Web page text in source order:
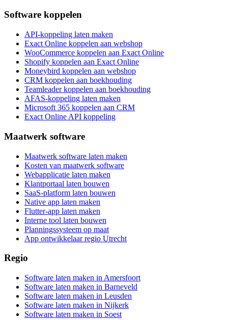
Software koppelen
API-koppeling laten maken
Exact Online koppelen aan webshop
WooCommerce koppelen aan Exact Online
Shopify koppelen aan Exact Online
Moneybird koppelen aan webshop
CRM koppelen aan boekhouding
Teamleader koppelen aan boekhouding
AFAS-koppeling laten maken
Microsoft 365 koppelen aan CRM
Exact Online API koppeling
Maatwerk software
Maatwerk software laten maken
Kosten van maatwerk software
Webapplicatie laten maken
Klantportaal laten bouwen
SaaS-platform laten bouwen
Native app laten maken
Flutter-app laten maken
Interne tool laten bouwen
Planningssysteem op maat
App ontwikkelaar regio Utrecht
Regio
Software laten maken in Amersfoort
Software laten maken in Barneveld
Software laten maken in Leusden
Software laten maken in Nijkerk
Software laten maken in Soest